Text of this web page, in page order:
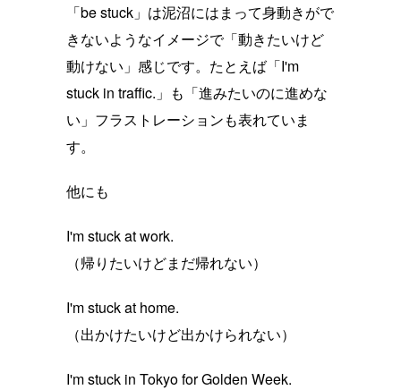
「be stuck」は泥沼にはまって身動きがで
きないようなイメージで「動きたいけど
動けない」感じです。たとえば「I'm
stuck in traffic.」も「進みたいのに進めな
い」フラストレーションも表れていま
す。
他にも
I'm stuck at work.
（帰りたいけどまだ帰れない）
I'm stuck at home.
（出かけたいけど出かけられない）
I'm stuck in Tokyo for Golden Week.